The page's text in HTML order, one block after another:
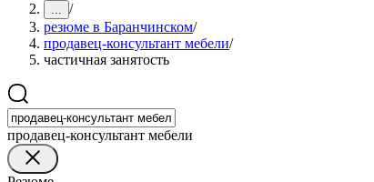
... /
резюме в Баранчинском/
продавец-консультант мебели/
частичная занятость
продавец-консультант мебели